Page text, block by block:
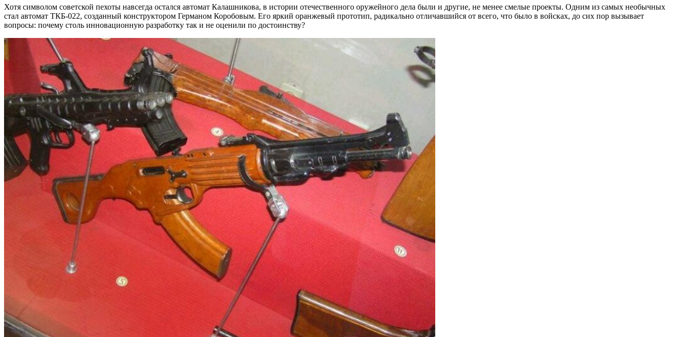
Хотя символом советской пехоты навсегда остался автомат Калашникова, в истории отечественного оружейного дела были и другие, не менее смелые проекты. Одним из самых необычных
стал автомат ТКБ-022, созданный конструктором Германом Коробовым. Его яркий оранжевый прототип, радикально отличавшийся от всего, что было в войсках, до сих пор вызывает
вопросы: почему столь инновационную разработку так и не оценили по достоинству?